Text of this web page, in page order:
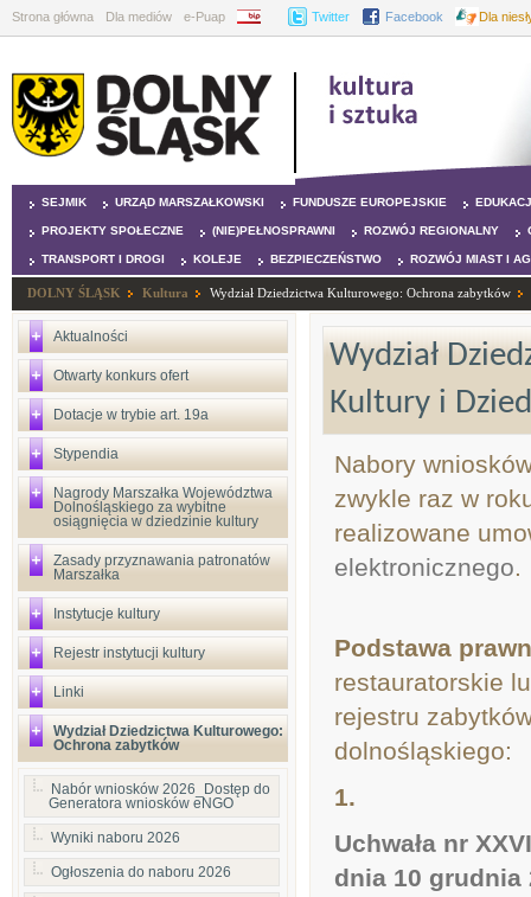
Strona główna Dla mediów e-Puap BIP Twitter Facebook Dla
SEJMIK URZĄD MARSZAŁKOWSKI FUNDUSZE EUROPEJSKIE
PROJEKTY SPOŁECZNE (NIE)PEŁNOSPRAWNI ROZWÓJ REGIONALNY
TRANSPORT I DROGI KOLEJE BEZPIECZEŃSTWO ROZWÓJ MIAST I
DOLNY ŚLĄSK Kultura Wydział Dziedzictwa Kulturowego: Ochrona zabytków
Aktualności
Otwarty konkurs ofert
Dotacje w trybie art. 19a
Stypendia
Nagrody Marszałka Województwa
Dolnośląskiego za wybitne
osiągnięcia w dziedzinie kultury
Zasady przyznawania patronatów
Marszałka
Instytucje kultury
Rejestr instytucji kultury
Linki
Wydział Dziedzictwa Kulturowego:
Ochrona zabytków
Nabór wniosków 2026_Dostęp do
Generatora wniosków eNGO
Wyniki naboru 2026
Ogłoszenia do naboru 2026
Wydział
Kultury i
Nabory
zwykle raz w
realizowane
elektronicznego.
Podstawa
restauratorskie
rejestru
dolnośląskiego:
1.
Uchwała nr
dnia 10 grudnia